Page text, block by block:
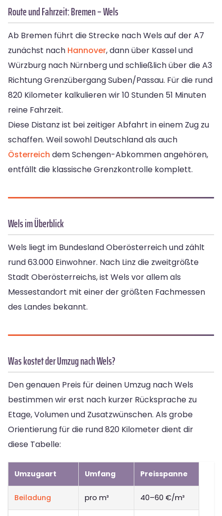
Route und Fahrzeit: Bremen – Wels
Ab Bremen führt die Strecke nach Wels auf der A7
zunächst nach Hannover, dann über Kassel und
Würzburg nach Nürnberg und schließlich über die A3
Richtung Grenzübergang Suben/Passau. Für die rund
820 Kilometer kalkulieren wir 10 Stunden 51 Minuten
reine Fahrzeit.
Diese Distanz ist bei zeitiger Abfahrt in einem Zug zu
schaffen. Weil sowohl Deutschland als auch
Österreich dem Schengen-Abkommen angehören,
entfällt die klassische Grenzkontrolle komplett.
Wels im Überblick
Wels liegt im Bundesland Oberösterreich und zählt
rund 63.000 Einwohner. Nach Linz die zweitgrößte
Stadt Oberösterreichs, ist Wels vor allem als
Messestandort mit einer der größten Fachmessen
des Landes bekannt.
Was kostet der Umzug nach Wels?
Den genauen Preis für deinen Umzug nach Wels
bestimmen wir erst nach kurzer Rücksprache zu
Etage, Volumen und Zusatzwünschen. Als grobe
Orientierung für die rund 820 Kilometer dient dir
diese Tabelle:
Umzugsart Umfang Preisspanne
Beiladung pro m³ 40–60 €/m³